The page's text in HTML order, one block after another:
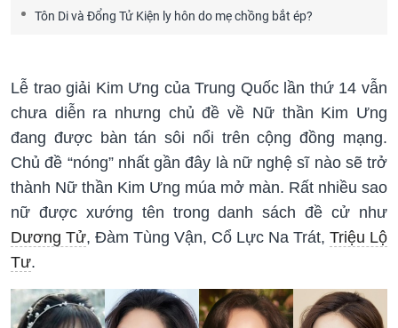
Tôn Di và Đổng Tử Kiện ly hôn do mẹ chồng bắt ép?
Lễ trao giải Kim Ưng của Trung Quốc lần thứ 14 vẫn
chưa diễn ra nhưng chủ đề về Nữ thần Kim Ưng
đang được bàn tán sôi nổi trên cộng đồng mạng.
Chủ đề “nóng” nhất gần đây là nữ nghệ sĩ nào sẽ trở
thành Nữ thần Kim Ưng múa mở màn. Rất nhiều sao
nữ được xướng tên trong danh sách đề cử như
Dương Tử, Đàm Tùng Vận, Cổ Lực Na Trát, Triệu Lộ
Tư.